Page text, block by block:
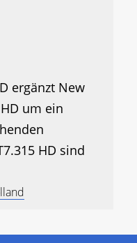
ergänzt New
um ein
HD sind